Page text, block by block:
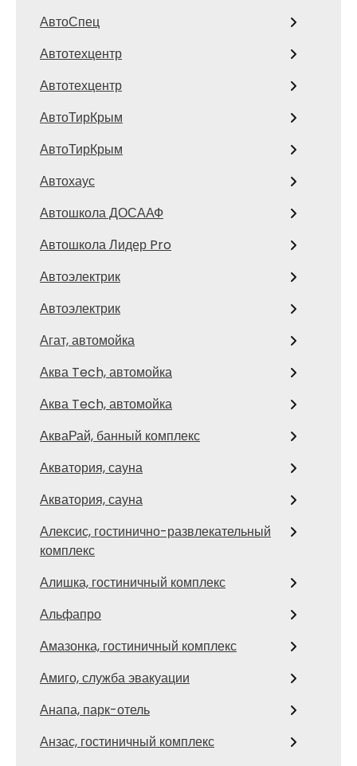
АвтоСпец
Автотехцентр
Автотехцентр
АвтоТирКрым
АвтоТирКрым
Автохаус
Автошкола ДОСААФ
Автошкола Лидер Pro
Автоэлектрик
Автоэлектрик
Агат, автомойка
Аква Tech, автомойка
Аква Tech, автомойка
АкваРай, банный комплекс
Акватория, сауна
Акватория, сауна
Алексис, гостинично-развлекательный
комплекс
Алишка, гостиничный комплекс
Альфапро
Амазонка, гостиничный комплекс
Амиго, служба эвакуации
Анапа, парк-отель
Анзас, гостиничный комплекс